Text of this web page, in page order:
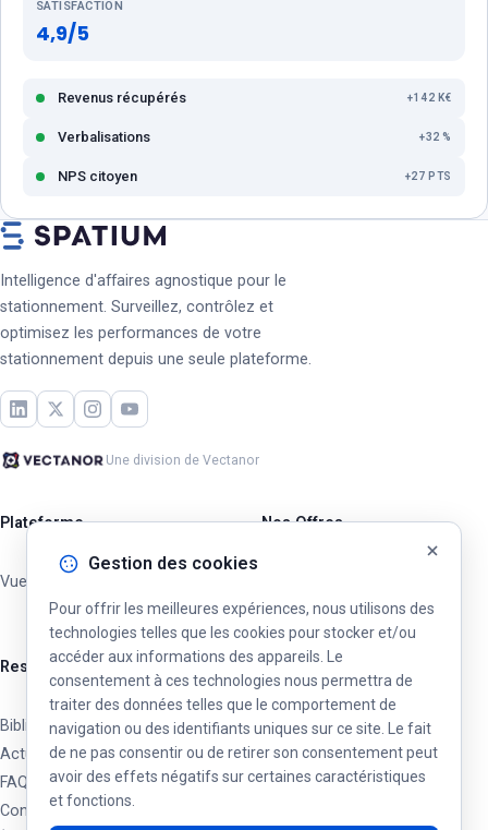
SATISFACTION
4,9/5
Revenus récupérés +142 K€
Verbalisations +32 %
NPS citoyen +27 PTS
Intelligence d'affaires agnostique pour le
stationnement. Surveillez, contrôlez et
optimisez les performances de votre
stationnement depuis une seule plateforme.
Une division de Vectanor
Plateforme
Vue d'ensemble
Nos Offres
Villes & Municipalités
Ressources
Bibliothèque
Actualités & Mises à jour
FAQ
Contact
Gestion des cookies
Pour offrir les meilleures expériences, nous utilisons des
technologies telles que les cookies pour stocker et/ou
accéder aux informations des appareils. Le
consentement à ces technologies nous permettra de
traiter des données telles que le comportement de
navigation ou des identifiants uniques sur ce site. Le fait
de ne pas consentir ou de retirer son consentement peut
avoir des effets négatifs sur certaines caractéristiques
et fonctions.